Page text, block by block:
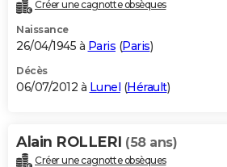
Créer une cagnotte obsèques
Naissance
26/04/1945 à Paris (Paris)
Décès
06/07/2012 à Lunel (Hérault)
Alain ROLLERI (58 ans)
Créer une cagnotte obsèques